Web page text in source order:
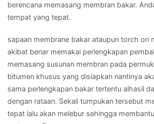
berencana memasang membran bakar.
tempat yang tepat.
sapaan membrane bakar ataupun torch on
akibat benar memakai perlengkapan
memasang susunan membran pada
bitumen khusus yang disiapkan nantinya
sama perlengkapan bakar tertentu alhasil
dengan rataan. Sekali tumpukan tersebut
tepat lalu akan melebur sehingga